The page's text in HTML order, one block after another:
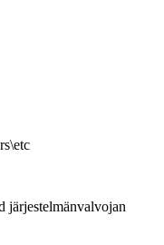
järjestelmänvalvojan